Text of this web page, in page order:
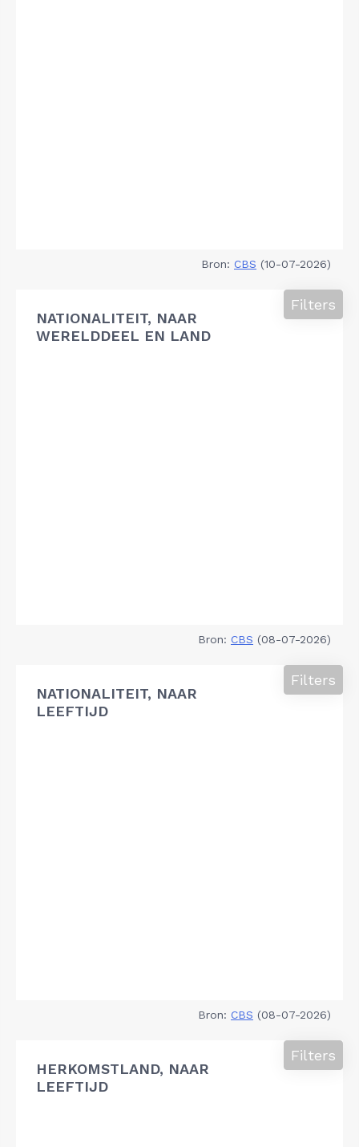
Bron: CBS (10-07-2026)
NATIONALITEIT, NAAR
WERELDDEEL EN LAND
Filters
Bron: CBS (08-07-2026)
NATIONALITEIT, NAAR
LEEFTIJD
Filters
Bron: CBS (08-07-2026)
HERKOMSTLAND, NAAR
LEEFTIJD
Filters